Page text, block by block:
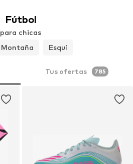
Fútbol
para chicas
Montaña Esquí
Tus ofertas 785